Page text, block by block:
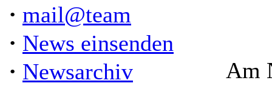
· mail@team
· News einsenden
· Newsarchiv
Am